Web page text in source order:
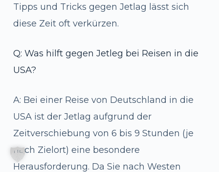
Tipps und Tricks gegen Jetlag lässt sich
diese Zeit oft verkürzen.
Q: Was hilft gegen Jetleg bei Reisen in die
USA?
A: Bei einer Reise von Deutschland in die
USA ist der Jetlag aufgrund der
Zeitverschiebung von 6 bis 9 Stunden (je
nach Zielort) eine besondere
Herausforderung. Da Sie nach Westen